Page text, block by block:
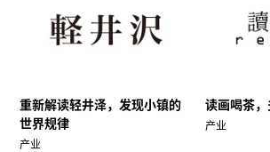
重新解读轻井泽，发现小镇的
世界规律
产业
读画喝茶，
产业